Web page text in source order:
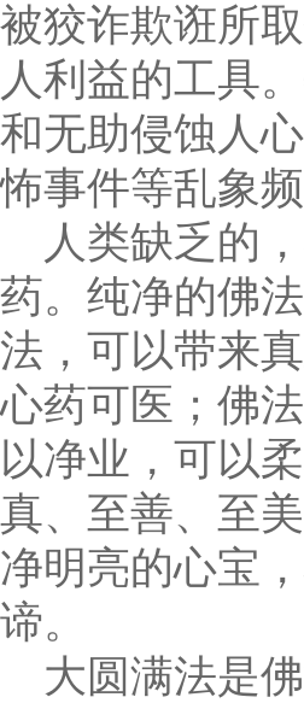
被狡诈欺诳所
人利益的工具
和无助侵蚀人
怖事件等乱象
人类缺乏的
药。纯净的佛
法，可以带来
心药可医；佛
以净业，可以
真、至善、至
净明亮的心宝
谛。
大圆满法是